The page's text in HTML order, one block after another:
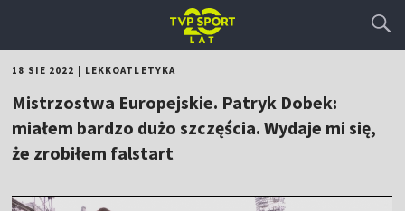
18 SIE 2022 LEKKOATLETYKA
Mistrzostwa Europejskie. Patryk Dobek:
miałem bardzo dużo szczęścia. Wydaje mi się,
że zrobiłem falstart